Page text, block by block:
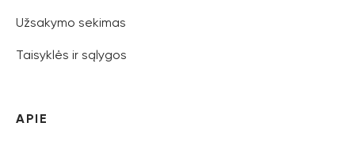
Užsakymo sekimas
Taisyklės ir sąlygos
APIE